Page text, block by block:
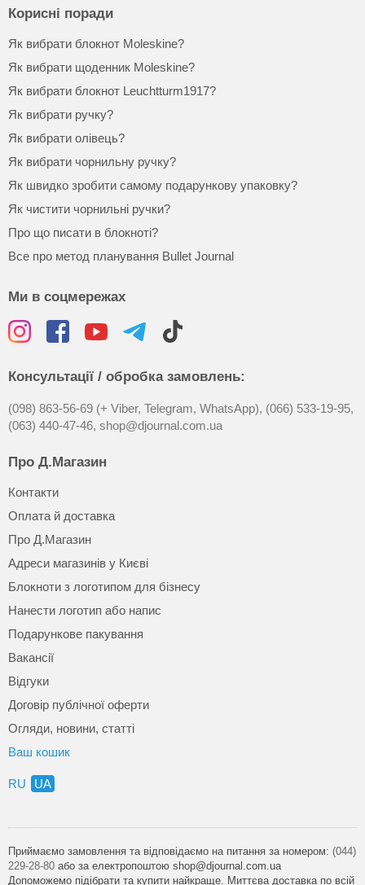
Корисні поради
Як вибрати блокнот Moleskine?
Як вибрати щоденник Moleskine?
Як вибрати блокнот Leuchtturm1917?
Як вибрати ручку?
Як вибрати олівець?
Як вибрати чорнильну ручку?
Як швидко зробити самому подарункову упаковку?
Як чистити чорнильні ручки?
Про що писати в блокноті?
Все про метод планування Bullet Journal
Ми в соцмережах
Консультації / обробка замовлень:
(098) 863-56-69 (+ Viber, Telegram, WhatsApp), (066) 533-19-95,
(063) 440-47-46, shop@djournal.com.ua
Про Д.Магазин
Контакти
Оплата й доставка
Про Д.Магазин
Адреси магазинів у Києві
Блокноти з логотипом для бізнесу
Нанести логотип або напис
Подарункове пакування
Вакансії
Відгуки
Договір публічної оферти
Огляди, новини, статті
Ваш кошик
RU UA
Приймаємо замовлення та відповідаємо на питання за номером: (044)
229-28-80 або за електропоштою shop@djournal.com.ua
Допоможемо підібрати та купити найкраще. Миттєва доставка по всій